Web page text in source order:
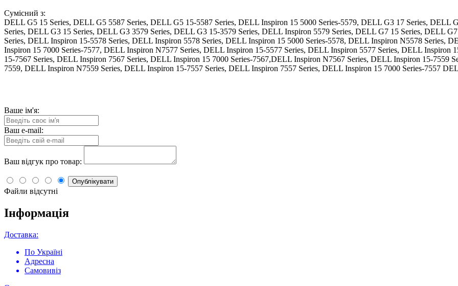
Сумісний з:
DELL G5 15 Series, DELL G5 5587 Series, DELL G5 15-5587 Series, DELL Inspiron 15 5000 Series-5579, DELL G3 17 Series, DELL
Series, DELL G3 15 Series, DELL G3 3579 Series, DELL G3 15-3579 Series, DELL Inspiron 5579 Series, DELL G7 15 Series, DELL
Series, DELL Inspiron 15-5578 Series, DELL Inspiron 5578 Series, DELL Inspiron 15 5000 Series-5578, DELL Inspiron N5578 Series,
Inspiron 15 7000 Series-7577, DELL Inspiron N7577 Series, DELL Inspiron 15-5577 Series, DELL Inspiron 5577 Series, DELL Inspiron
15-7567 Series, DELL Inspiron 7567 Series, DELL Inspiron 15 7000 Series-7567,DELL Inspiron N7567 Series, DELL Inspiron 15-7559
7559, DELL Inspiron N7559 Series, DELL Inspiron 15-7557 Series, DELL Inspiron 7557 Series, DELL Inspiron 15 7000 Series-7557
Ваше ім'я:
Ваш e-mail:
Ваш відгук про товар:
Опублікувати
Файли відсутні
Інформація
Доставка:
По Україні
Адресна
Самовивіз